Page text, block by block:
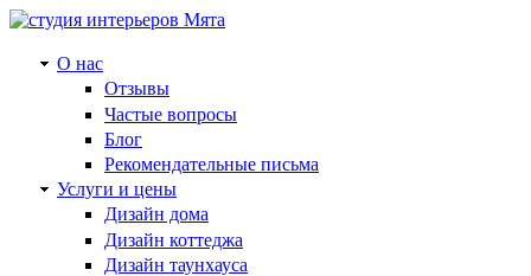
О нас
Отзывы
Частые вопросы
Блог
Рекомендательные письма
Услуги и цены
Дизайн дома
Дизайн коттеджа
Дизайн таунхауса